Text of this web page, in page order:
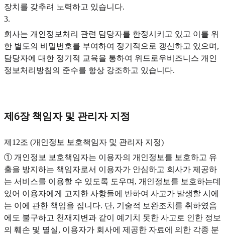
장치를 갖추려 노력하고 있습니다.
3.
회사는 개인정보처리 관련 담당자를 한정시키고 있고 이를 위
한 별도의 비밀번호를 부여하여 정기적으로 갱신하고 있으며,
담당자에 대한 정기적 교육을 통하여 위드로우비즈니스 개인
정보처리방침의 준수를 항상 강조하고 있습니다.
제6장 책임자 및 관리자 지정
제12조 (개인정보 보호책임자 및 관리자 지정)
① 개인정보 보호책임자는 이용자의 개인정보를 보호하고 유
출을 방지하는 책임자로서 이용자가 안심하고 회사가 제공하
는 서비스를 이용할 수 있도록 도우며, 개인정보를 보호하는데
있어 이용자에게 고지한 사항들에 반하여 사고가 발생할 시에
는 이에 관한 책임을 집니다. 단, 기술적 보완조치를 취하였음
에도 불구하고 천재지변과 같이 예기치 못한 사고로 인한 정보
의 훼손 및 멸실, 이용자가 회사에 제공한 자료에 의한 각종 분